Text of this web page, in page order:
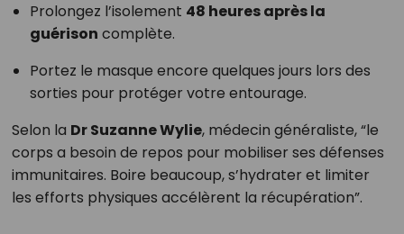
Prolongez l’isolement 48 heures après la
guérison complète.
Portez le masque encore quelques jours lors des
sorties pour protéger votre entourage.
Selon la Dr Suzanne Wylie, médecin généraliste, “le
corps a besoin de repos pour mobiliser ses défenses
immunitaires. Boire beaucoup, s’hydrater et limiter
les efforts physiques accélèrent la récupération”.